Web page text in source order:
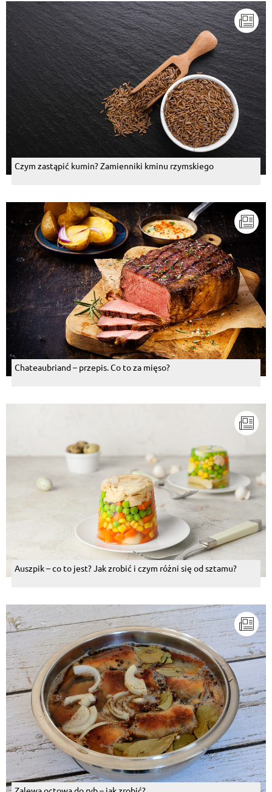
Czym zastąpić kumin? Zamienniki kminu rzymskiego
Chateaubriand – przepis. Co to za mięso?
Auszpik – co to jest? Jak zrobić i czym różni się od sztamu?